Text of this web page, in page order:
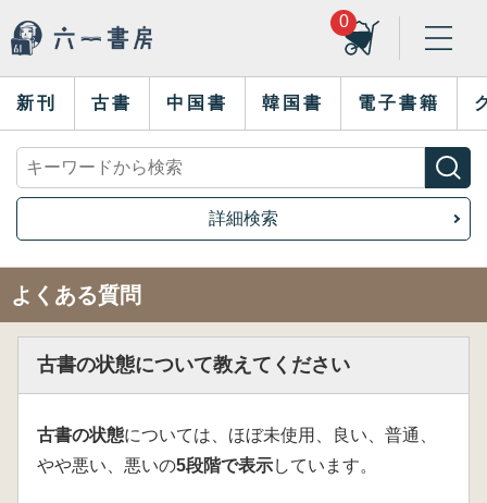
0
新刊 古書 中国書 韓国書 電子書籍
詳細検索
よくある質問
古書の状態について教えてください
古書の状態については、ほぼ未使用、良い、普通、
やや悪い、悪いの5段階で表示しています。